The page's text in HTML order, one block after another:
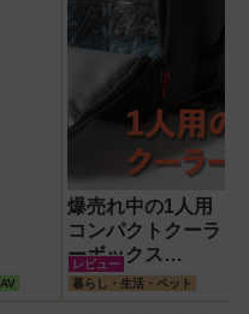
爆売れ中の1人用
コンパクトクーラ
ーボックス
HUGEL「エアロ
ゲルソフトクーラ
レビュー
暮らし・生活・ペット